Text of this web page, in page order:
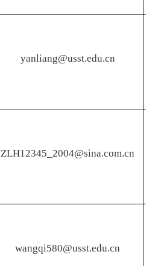
yanliang@usst.edu.cn
ZLH12345_2004@sina.com.cn
wangqi580@usst.edu.cn